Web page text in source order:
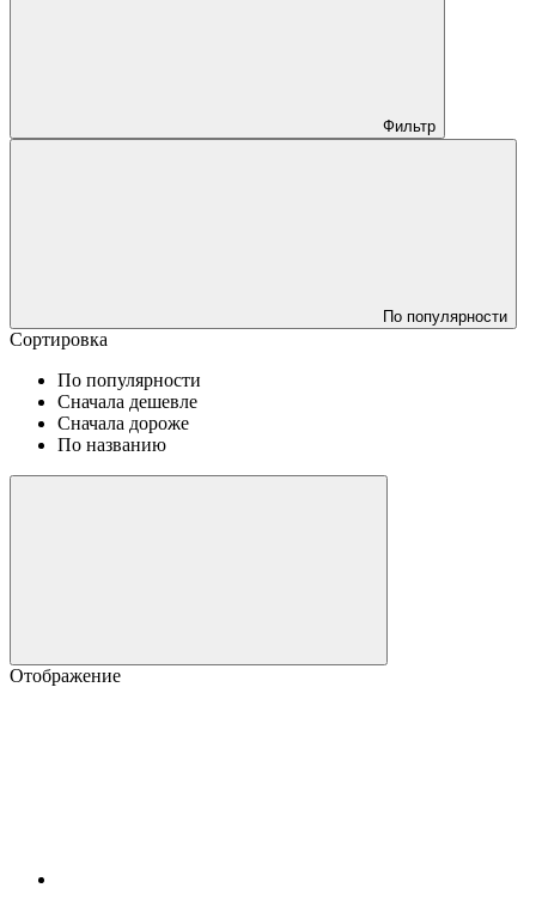
Фильтр
По популярности
Сортировка
По популярности
Сначала дешевле
Сначала дороже
По названию
Отображение